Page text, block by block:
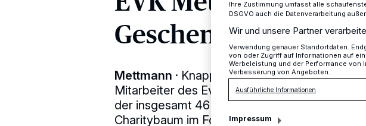
Geschenke der
Mettmann · Knapp acht Wochen hatten
Mitarbeiter des Evangelischen
der insgesamt 46 weihnachtlichen
Charitybaum im Foyer des Krankenhauses zu
Ihre Zustimmung umfasst alle
DSGVO auch die Datenverarbeitung
Wir und unsere Partner
Verwendung genauer Standortdaten.
von oder Zugriff auf Informationen auf
Werbeleistung und der Performance
Verbesserung von Angeboten.
Ausführliche Informationen
Impressum